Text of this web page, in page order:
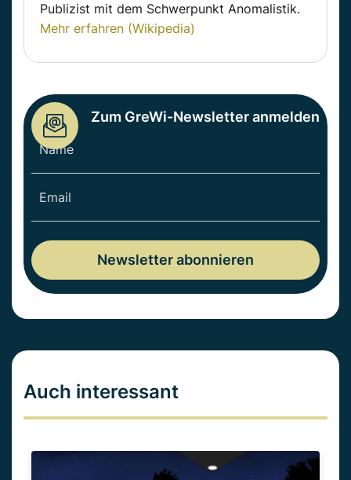
Publizist mit dem Schwerpunkt Anomalistik.
Mehr erfahren (Wikipedia)
Zum GreWi-Newsletter anmelden
Auch interessant